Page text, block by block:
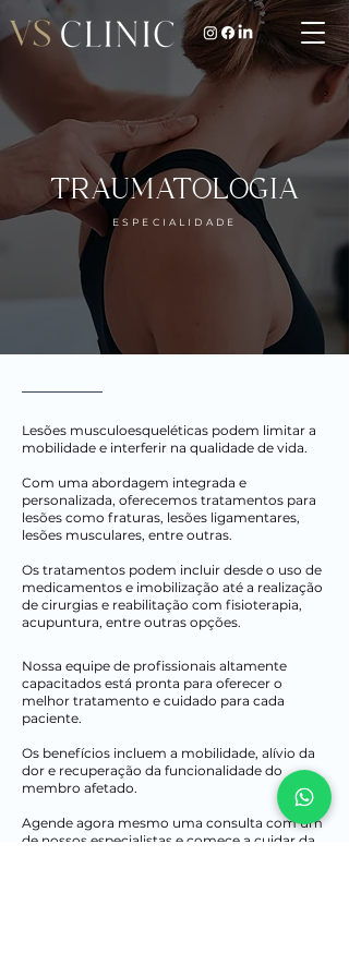
TRAUMATOLOGIA
ESPECIALIDADE
Lesões musculoesqueléticas podem limitar a
mobilidade e interferir na qualidade de vida.
Com uma abordagem integrada e
personalizada, oferecemos tratamentos para
lesões como fraturas, lesões ligamentares,
lesões musculares, entre outras.
Os tratamentos podem incluir desde o uso de
medicamentos e imobilização até a realização
de cirurgias e reabilitação com fisioterapia,
acupuntura, entre outras opções.
Nossa equipe de profissionais altamente
capacitados está pronta para oferecer o
melhor tratamento e cuidado para cada
paciente.
Os benefícios incluem a mobilidade, alívio da
dor e recuperação da funcionalidade do
membro afetado.
Agende agora mesmo uma consulta com um
de nossos especialistas e comece a cuidar da